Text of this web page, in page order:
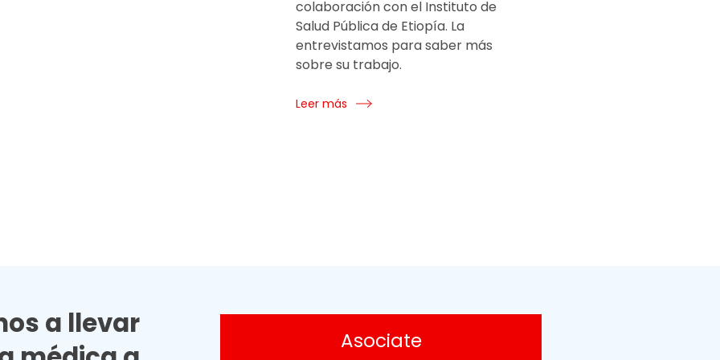
colaboración con el Instituto de
Salud Pública de Etiopía. La
entrevistamos para saber más
sobre su trabajo.
Leer más
a llevar
Asociate